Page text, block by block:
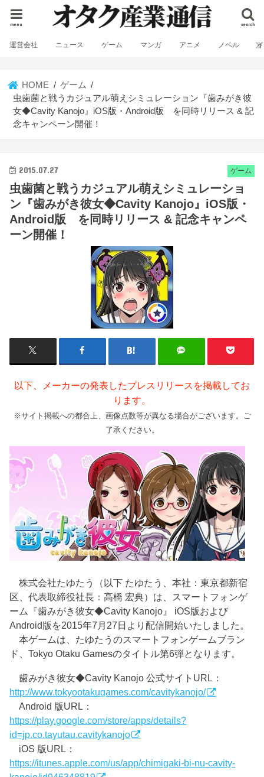
search
menu
運営会社 ニュース ゲーム マンガ アニメ ノベル
HOME
ゲーム
虫歯菌と戦うカジュアル萌えシミュレーション『歯みがき彼
女◆Cavity Kanojo』iOS版・Android版 を同時リリース & 記
念キャンペーン開催！
ゲーム
2015.07.27
虫歯菌と戦うカジュアル萌えシミュレーショ
ン『歯みがき彼女◆Cavity Kanojo』iOS版・
Android版 を同時リリース & 記念キャンペ
ーン開催！
以下、メーカーの発表したプレスリリースを掲載してお
ります。
※サイト掲載への都合上、画像点数等が異なる場合がございます。ご
了承ください。
株式会社たゆたう（以下 たゆたう、本社：東京都新宿
区、代表取締役社長：高橋 宏典）は、スマートフォンゲ
ーム『歯みがき彼女◆Cavity Kanojo』 iOS版および
Android版を2015年7月27日より配信開始いたしました。
本ゲームは、たゆたうのスマートフォンゲームブラン
ド、Tokyo Otaku Gamesのタイトル第6弾となります。
歯みがき彼女◆Cavity Kanojo 公式サイトURL：
http://www.tokyootakugames.com/cavitykanojo/
Android 版URL：
https://play.google.com/store/apps/details?
id=jp.co.tayutau.cavitykanojo
iOS 版URL：
https://itunes.apple.com/us/app/chimigaki-bi-nu-cavity-